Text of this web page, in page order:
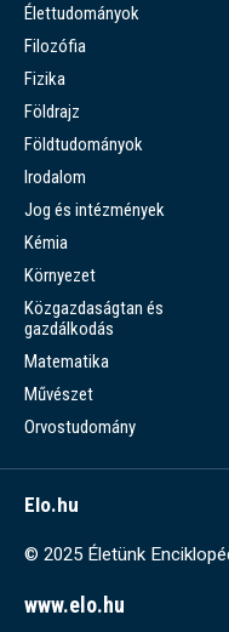
Élettudományok
Filozófia
Fizika
Földrajz
Földtudományok
Irodalom
Jog és intézmények
Kémia
Környezet
Közgazdaságtan és
gazdálkodás
Matematika
Művészet
Orvostudomány
Elo.hu
© 2025 Életünk
www.elo.hu